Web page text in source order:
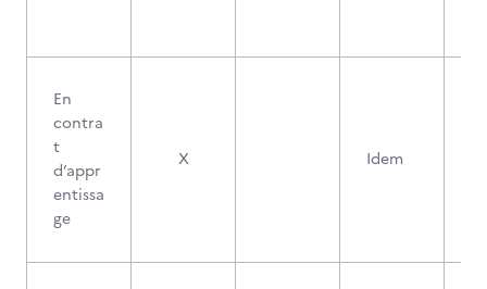
En
contra
t
d’appr
entissa
ge
X Idem